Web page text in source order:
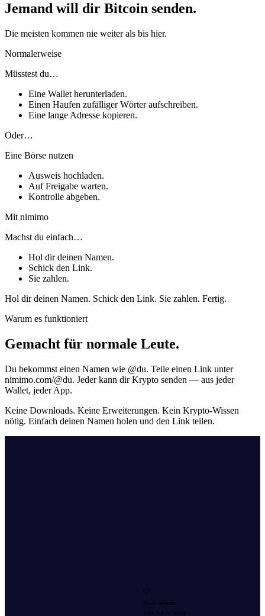
Jemand will dir Bitcoin senden.
Die meisten kommen nie weiter als bis hier.
Normalerweise
Müsstest du…
Eine Wallet herunterladen.
Einen Haufen zufälliger Wörter aufschreiben.
Eine lange Adresse kopieren.
Oder…
Eine Börse nutzen
Ausweis hochladen.
Auf Freigabe warten.
Kontrolle abgeben.
Mit nimimo
Machst du einfach…
Hol dir deinen Namen.
Schick den Link.
Sie zahlen.
Hol dir deinen Namen. Schick den Link. Sie zahlen. Fertig.
Warum es funktioniert
Gemacht für normale Leute.
Du bekommst einen Namen wie @du. Teile einen Link unter
nimimo.com/@du. Jeder kann dir Krypto senden — aus jeder
Wallet, jeder App.
Keine Downloads. Keine Erweiterungen. Kein Krypto-Wissen
nötig. Einfach deinen Namen holen und den Link teilen.
@lucky-mountain
crypto, built for humans